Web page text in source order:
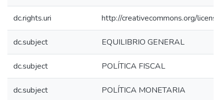
dc.rights.uri http://creativecommons.org/
dc.subject EQUILIBRIO GENERAL
dc.subject POLÍTICA FISCAL
dc.subject POLÍTICA MONETARIA